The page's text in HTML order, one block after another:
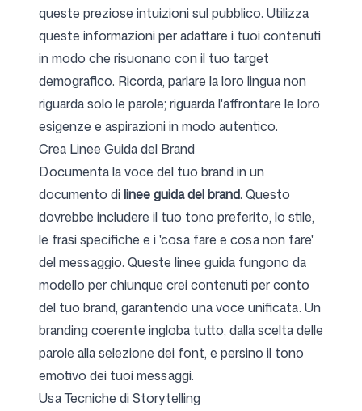
queste preziose intuizioni sul pubblico. Utilizza
queste informazioni per adattare i tuoi contenuti
in modo che risuonano con il tuo target
demografico. Ricorda, parlare la loro lingua non
riguarda solo le parole; riguarda l'affrontare le loro
esigenze e aspirazioni in modo autentico.
Crea Linee Guida del Brand
Documenta la voce del tuo brand in un
documento dilinee guida del brand. Questo
dovrebbe includere il tuo tono preferito, lo stile,
le frasi specifiche e i 'cosa fare e cosa non fare'
del messaggio. Queste linee guida fungono da
modello per chiunque crei contenuti per conto
del tuo brand, garantendo una voce unificata. Un
branding coerente ingloba tutto, dalla scelta delle
parole alla selezione dei font, e persino il tono
emotivo dei tuoi messaggi.
Usa Tecniche di Storytelling